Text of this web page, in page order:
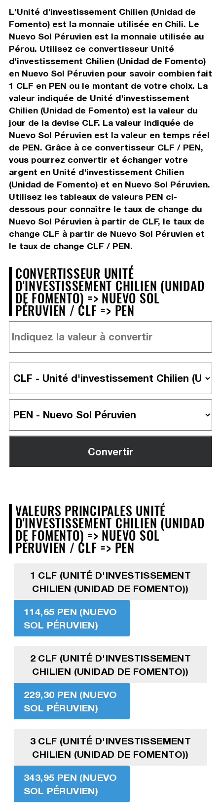
L'Unité d'investissement Chilien (Unidad de
Fomento) est la monnaie utilisée en Chili. Le
Nuevo Sol Péruvien est la monnaie utilisée au
Pérou. Utilisez ce convertisseur Unité
d'investissement Chilien (Unidad de Fomento)
en Nuevo Sol Péruvien pour savoir combien fait
1 CLF en PEN ou le montant de votre choix. La
valeur indiquée de Unité d'investissement
Chilien (Unidad de Fomento) est la valeur du
jour de la devise CLF. La valeur indiquée de
Nuevo Sol Péruvien est la valeur en temps réel
de PEN. Grâce à ce convertisseur CLF / PEN,
vous pourrez convertir et échanger votre
argent en Unité d'investissement Chilien
(Unidad de Fomento) et en Nuevo Sol Péruvien.
Utilisez les tableaux de valeurs PEN ci-
dessous pour connaître le taux de change du
Nuevo Sol Péruvien à partir de CLF, le taux de
change CLF à partir de Nuevo Sol Péruvien et
le taux de change CLF / PEN.
CONVERTISSEUR UNITÉ
D'INVESTISSEMENT CHILIEN (UNIDAD
DE FOMENTO) => NUEVO SOL
PÉRUVIEN / CLF => PEN
VALEURS PRINCIPALES UNITÉ
D'INVESTISSEMENT CHILIEN (UNIDAD
DE FOMENTO) => NUEVO SOL
PÉRUVIEN / CLF => PEN
1 CLF (UNITÉ D'INVESTISSEMENT
CHILIEN (UNIDAD DE FOMENTO))
114,65 PEN (NUEVO
SOL PÉRUVIEN)
2 CLF (UNITÉ D'INVESTISSEMENT
CHILIEN (UNIDAD DE FOMENTO))
229,30 PEN (NUEVO
SOL PÉRUVIEN)
3 CLF (UNITÉ D'INVESTISSEMENT
CHILIEN (UNIDAD DE FOMENTO))
343,95 PEN (NUEVO
SOL PÉRUVIEN)